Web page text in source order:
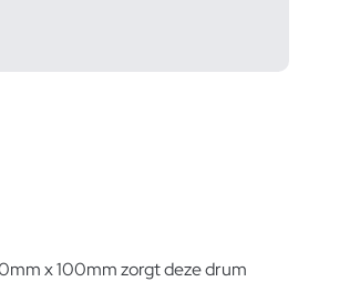
x 100mm zorgt deze drum